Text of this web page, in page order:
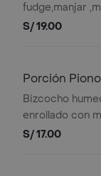
fudge,manjar
y trozos de
S/ 19.00
Porción
Bizcocho
enrollado con manjar,
chocolate y
S/ 17.00